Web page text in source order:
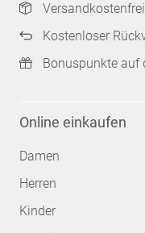
Kostenloser
Bonuspunkte auf
Online einkaufen
Damen
Herren
Kinder